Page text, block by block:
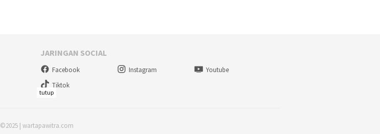
JARINGAN SOCIAL
Facebook Instagram
Youtube
Tiktok
©2025 | wartapawitra.com
tutup